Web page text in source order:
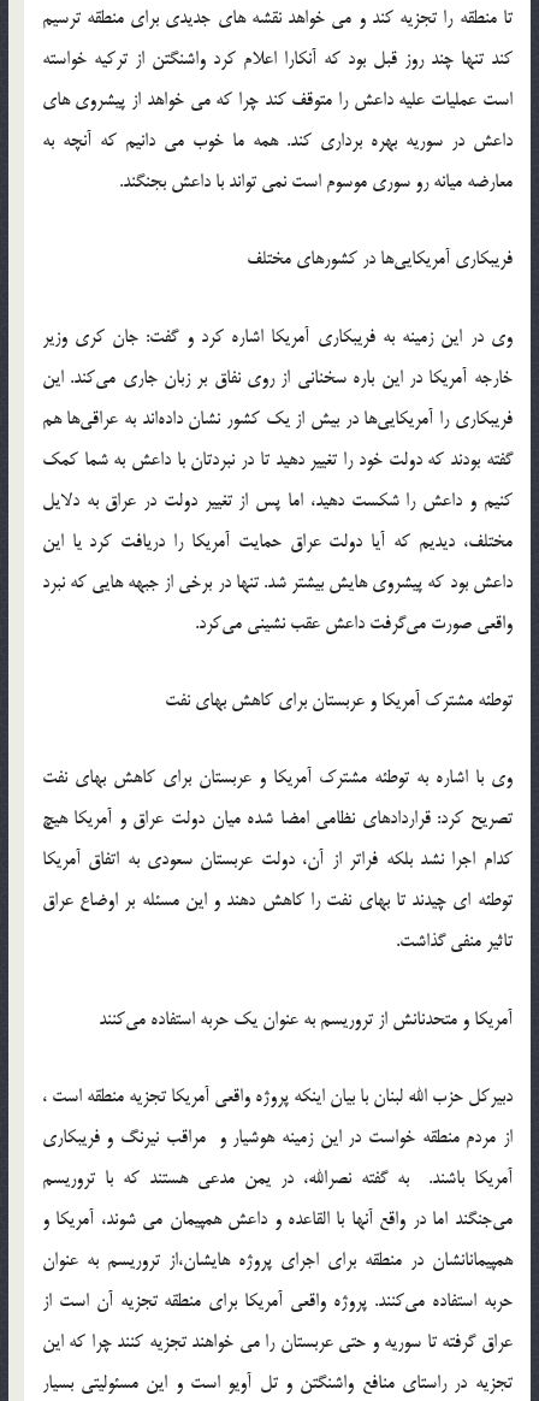
تا منطقه را تجزیه کند و می خواهد نقشه های جدیدی برای منطقه ترسیم
کند تنها چند روز قبل بود که آنکارا اعلام کرد واشنگتن از ترکیه خواسته
است عملیات علیه داعش را متوقف کند چرا که می خواهد از پیشروی های
داعش در سوریه بهره برداری کند. همه ما خوب می دانیم که آنچه به
معارضه میانه رو سوری موسوم است نمی تواند با داعش بجنگند‬‎.
فریبکاری آمریکایی‌ها در کشورهای مختلف
وی در این زمینه به فریبکاری آمریکا اشاره کرد و گفت: جان کری وزیر
خارجه آمریکا در این باره سخنانی از روی نفاق بر زبان جاری می‌کند. این
فریبکاری را آمریکایی‌ها در بیش از یک کشور نشان داده‌اند به عراقی‌ها هم
گفته بودند که دولت خود را تغییر دهید تا در نبردتان با داعش به شما کمک
کنیم و داعش را شکست دهید، اما پس از تغییر دولت در عراق به دلایل
مختلف، دیدیم که آیا دولت عراق حمایت آمریکا را دریافت کرد یا این
داعش بود که پیشروی هایش بیشتر شد. تنها در برخی از جبهه هایی که نبرد
واقعی صورت می‌گرفت داعش عقب نشینی می‌کرد‬‎.
توطئه مشترک آمریکا و عربستان برای کاهش بهای نفت
وی با اشاره به توطئه مشترک آمریکا و عربستان برای کاهش بهای نفت
تصریح کرد: قراردادهای نظامی امضا شده میان دولت عراق و آمریکا هیچ
کدام اجرا نشد بلکه فراتر از آن، دولت عربستان سعودی به اتفاق آمریکا
توطئه ای چیدند تا بهای نفت را کاهش دهند و این مسئله بر اوضاع عراق
تاثیر منفی گذاشت.‬‎
آمریکا و متحدنانش از تروریسم به عنوان یک حربه استفاده می‌کنند
دبیرکل حزب الله لبنان با بیان اینکه پروژه واقعی آمریکا تجزیه منطقه است ،
از مردم منطقه خواست در این زمینه هوشیار و مراقب نیرنگ و فریبکاری
آمریکا باشند. به گفته نصرالله، در یمن مدعی هستند که با تروریسم
می‌جنگند اما در واقع آنها با القاعده و داعش همپیمان می شوند، آمریکا و
همپیمانانشان در منطقه برای اجرای پروژه هایشان،‌از تروریسم به عنوان
حربه استفاده می‌کنند. پروژه واقعی آمریکا برای منطقه تجزیه آن است از
عراق گرفته تا سوریه و حتی عربستان را می خواهند تجزیه کنند چرا که این
تجزیه در راستای منافع واشنگتن و تل آویو است و این مسئولیتی بسیار